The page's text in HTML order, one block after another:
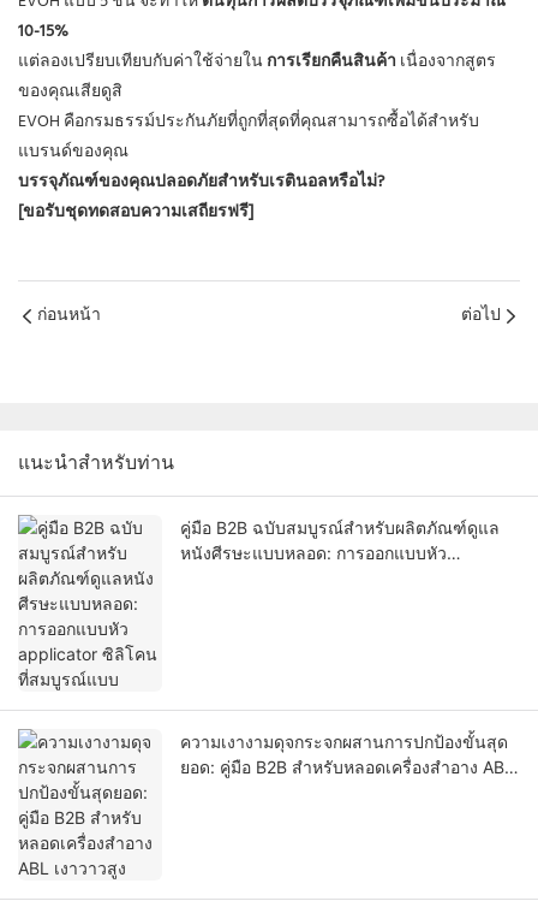
10-15%
แต่ลองเปรียบเทียบกับค่าใช้จ่ายในการเรียกคืนสินค้า เนื่องจากสูตร
ของคุณเสียดูสิ
EVOH คือกรมธรรม์ประกันภัยที่ถูกที่สุดที่คุณสามารถซื้อได้สำหรับ
แบรนด์ของคุณ
บรรจุภัณฑ์ของคุณปลอดภัยสำหรับเรตินอลหรือไม่?
[ขอรับชุดทดสอบความเสถียรฟรี]
ก่อนหน้า ต่อไป
แนะนำสำหรับท่าน
คู่มือ B2B ฉบับสมบูรณ์สำหรับผลิตภัณฑ์ดูแล
หนังศีรษะแบบหลอด: การออกแบบหัว
ความเงางามดุจกระจกผสานการปกป้องขั้นสุด
ยอด: คู่มือ B2B สำหรับหลอดเครื่องสำอาง ABL